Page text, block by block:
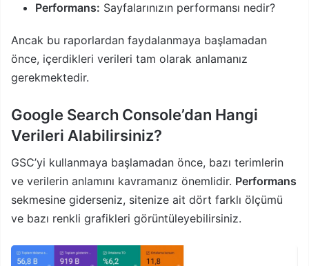
Performans: Sayfalarınızın performansı nedir?
Ancak bu raporlardan faydalanmaya başlamadan
önce, içerdikleri verileri tam olarak anlamanız
gerekmektedir.
Google Search Console’dan Hangi
Verileri Alabilirsiniz?
GSC’yi kullanmaya başlamadan önce, bazı terimlerin
ve verilerin anlamını kavramanız önemlidir. Performans
sekmesine giderseniz, sitenize ait dört farklı ölçümü
ve bazı renkli grafikleri görüntüleyebilirsiniz.